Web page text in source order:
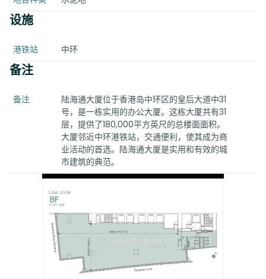
设施
港铁站 中环
备注
备注
陆海通大厦位于香港岛中环区的皇后大道中31
号，是一栋实用的办公大厦。这栋大厦共有31
层，提供了180,000平方英尺的总楼面面积。
大厦邻近中环港铁站，交通便利，使其成为商
业活动的首选。陆海通大厦是实用和有效的城
市建筑的典范。